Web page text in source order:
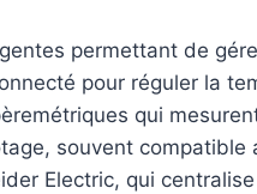
permettant de
pour réguler la
qui
souvent
Electric, qui